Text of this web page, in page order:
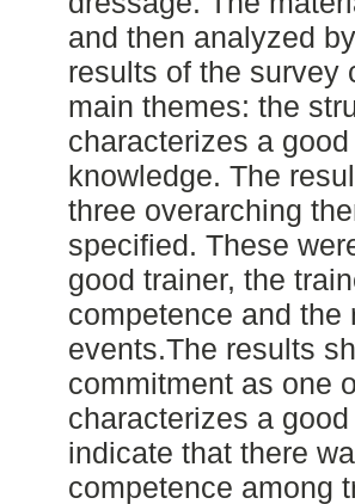
and then analyzed
results of the survey
main themes: the
characterizes a
knowledge. The
three overarching
specified. These
good trainer, the
competence and the
events.The results
commitment as one
characterizes a
indicate that there
competence among